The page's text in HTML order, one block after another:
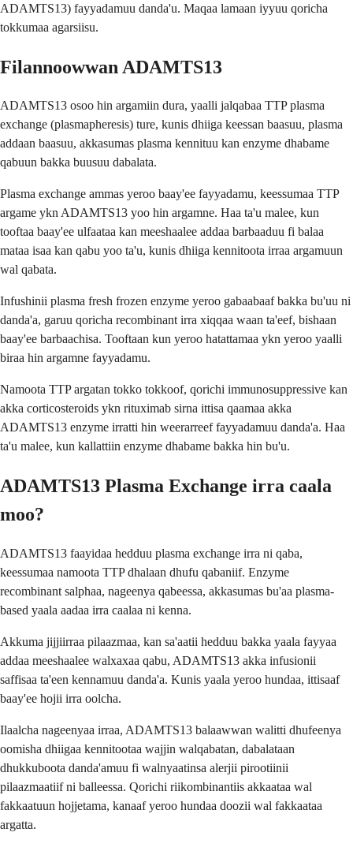
ADAMTS13) fayyadamuu danda'u. Maqaa lamaan iyyuu qoricha
tokkumaa agarsiisu.
Filannoowwan ADAMTS13
ADAMTS13 osoo hin argamiin dura, yaalli jalqabaa TTP plasma
exchange (plasmapheresis) ture, kunis dhiiga keessan baasuu, plasma
addaan baasuu, akkasumas plasma kennituu kan enzyme dhabame
qabuun bakka buusuu dabalata.
Plasma exchange ammas yeroo baay'ee fayyadamu, keessumaa TTP
argame ykn ADAMTS13 yoo hin argamne. Haa ta'u malee, kun
tooftaa baay'ee ulfaataa kan meeshaalee addaa barbaaduu fi balaa
mataa isaa kan qabu yoo ta'u, kunis dhiiga kennitoota irraa argamuun
wal qabata.
Infushinii plasma fresh frozen enzyme yeroo gabaabaaf bakka bu'uu ni
danda'a, garuu qoricha recombinant irra xiqqaa waan ta'eef, bishaan
baay'ee barbaachisa. Tooftaan kun yeroo hatattamaa ykn yeroo yaalli
biraa hin argamne fayyadamu.
Namoota TTP argatan tokko tokkoof, qorichi immunosuppressive kan
akka corticosteroids ykn rituximab sirna ittisa qaamaa akka
ADAMTS13 enzyme irratti hin weerarreef fayyadamuu danda'a. Haa
ta'u malee, kun kallattiin enzyme dhabame bakka hin bu'u.
ADAMTS13 Plasma Exchange irra caala
moo?
ADAMTS13 faayidaa hedduu plasma exchange irra ni qaba,
keessumaa namoota TTP dhalaan dhufu qabaniif. Enzyme
recombinant salphaa, nageenya qabeessa, akkasumas bu'aa plasma-
based yaala aadaa irra caalaa ni kenna.
Akkuma jijjiirraa pilaazmaa, kan sa'aatii hedduu bakka yaala fayyaa
addaa meeshaalee walxaxaa qabu, ADAMTS13 akka infusionii
saffisaa ta'een kennamuu danda'a. Kunis yaala yeroo hundaa, ittisaaf
baay'ee hojii irra oolcha.
Ilaalcha nageenyaa irraa, ADAMTS13 balaawwan walitti dhufeenya
oomisha dhiigaa kennitootaa wajjin walqabatan, dabalataan
dhukkuboota danda'amuu fi walnyaatinsa alerjii pirootiinii
pilaazmaatiif ni balleessa. Qorichi riikombinantiis akkaataa wal
fakkaatuun hojjetama, kanaaf yeroo hundaa doozii wal fakkaataa
argatta.